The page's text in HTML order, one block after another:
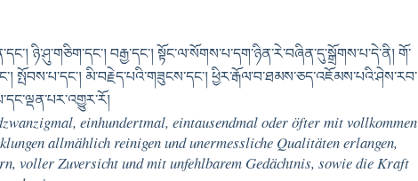
ཉི་ཤུ་གཅིག་དང༌། བརྒྱ་དང༌། སྟོང་ལ་སོགས་པ་དག་ཉིན་རེ་བཞིན་དུ་སྒྲོགས་པ་དེ་ནི། གོ་
སྤོབས་པ་དང༌། མི་བརྗེད་པའི་གཟུངས་དང༌། ཕྱིར་རྒོལ་བ་ཐམས་ཅད་འཇོམས་པའི་ཤེས་རབ་
einhundertmal, eintausendmal oder öfter mit vollkommen
allmählich reinigen und unermessliche Qualitäten erlangen,
voller Zuversicht und mit unfehlbarem Gedächtnis, sowie die Kraft